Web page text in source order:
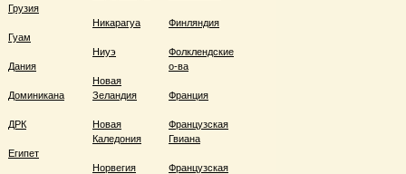
Грузия
Гуам
Дания
Доминикана
ДРК
Египет
Никарагуа
Ниуэ
Новая
Зеландия
Новая
Каледония
Норвегия
Финляндия
Фолклендские
о-ва
Франция
Французская
Гвиана
Французская